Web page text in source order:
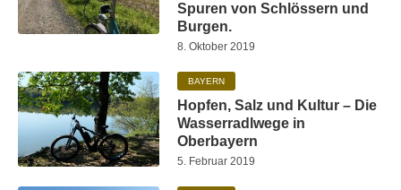
Spuren von Schlössern und
Burgen.
8. Oktober 2019
BAYERN
Hopfen, Salz und Kultur – Die
Wasserradlwege in
Oberbayern
5. Februar 2019